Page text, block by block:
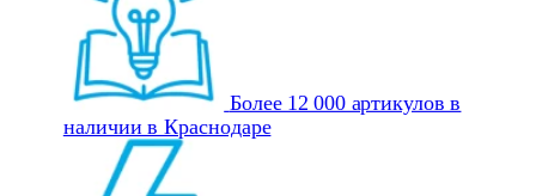
Более 12 000 артикулов в
наличии в Краснодаре